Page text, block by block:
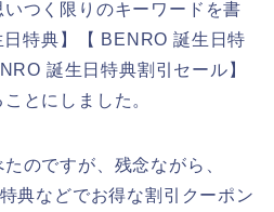
つく限りのキーワードを書
特典】【 BENRO 誕生日特
誕生日特典割引セール】
とにしました。
のですが、残念ながら、
典などでお得な割引クーポン